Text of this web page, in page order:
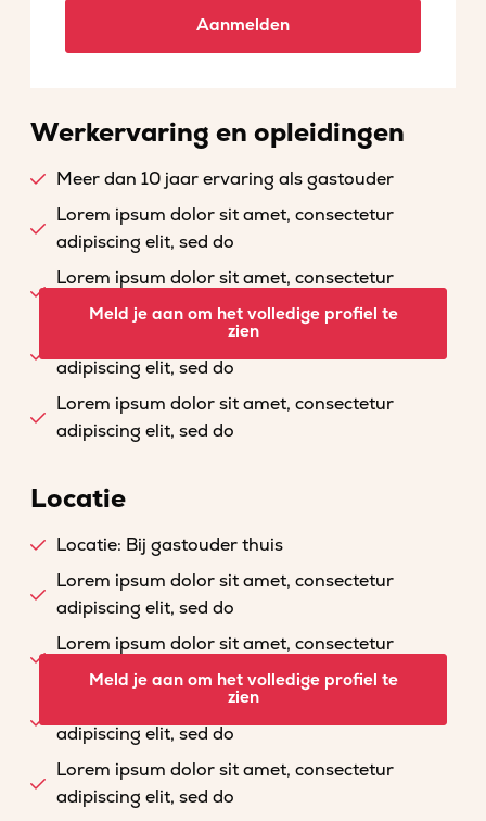
Aanmelden
Werkervaring en opleidingen
Meer dan 10 jaar ervaring als gastouder
Lorem ipsum dolor sit amet, consectetur
adipiscing elit, sed do
Lorem ipsum dolor sit amet, consectetur
adipiscing elit, sed do
Lorem ipsum dolor sit amet, consectetur
adipiscing elit, sed do
Lorem ipsum dolor sit amet, consectetur
adipiscing elit, sed do
Meld je aan om het volledige profiel te
zien
Locatie
Locatie: Bij gastouder thuis
Lorem ipsum dolor sit amet, consectetur
adipiscing elit, sed do
Lorem ipsum dolor sit amet, consectetur
adipiscing elit, sed do
Lorem ipsum dolor sit amet, consectetur
adipiscing elit, sed do
Lorem ipsum dolor sit amet, consectetur
adipiscing elit, sed do
Meld je aan om het volledige profiel te
zien